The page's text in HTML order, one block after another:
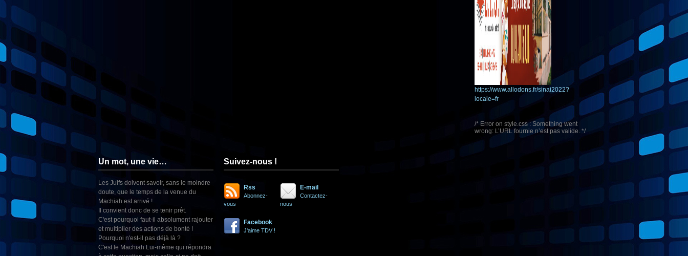
https://www.allodons.fr/sinai2022?
locale=fr
/* Error on style.css : Something went
wrong: L’URL fournie n’est pas valide. */
Un mot, une vie…
Les Juifs doivent savoir, sans le moindre
doute, que le temps de la venue du
Machiah est arrivé !
Il convient donc de se tenir prêt.
C'est pourquoi faut-il absolument rajouter
et multiplier des actions de bonté !
Pourquoi n'est-il pas déjà là ?
C'est le Machiah Lui-même qui répondra
Suivez-nous !
Rss
Abonnez-
vous
E-mail
Contactez-
nous
Facebook
J'aime TDV !